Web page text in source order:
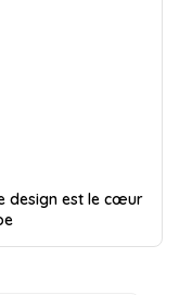
design est le cœur